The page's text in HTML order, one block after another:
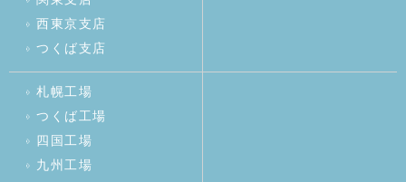
西東京支店
つくば支店
札幌工場
つくば工場
四国工場
九州工場